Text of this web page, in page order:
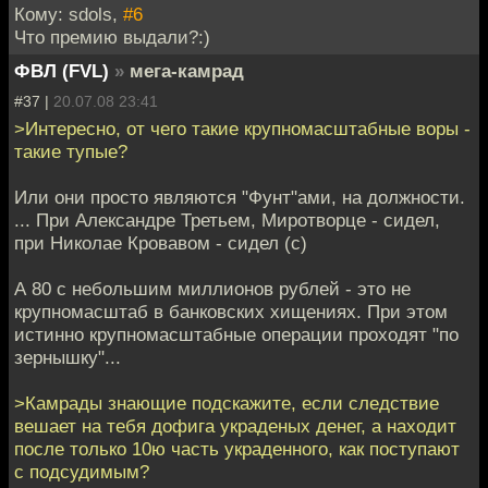
Кому: sdols, #6
Что премию выдали?:)
ФВЛ (FVL) » мега-камрад
#37 | 20.07.08 23:41
>Интересно, от чего такие крупномасштабные воры -
такие тупые?
Или они просто являются "Фунт"ами, на должности.
... При Александре Третьем, Миротворце - сидел,
при Николае Кровавом - сидел (с)
А 80 с небольшим миллионов рублей - это не
крупномасштаб в банковских хищениях. При этом
истинно крупномасштабные операции проходят "по
зернышку"...
>Камрады знающие подскажите, если следствие
вешает на тебя дофига украденых денег, а находит
после только 10ю часть украденного, как поступают
с подсудимым?